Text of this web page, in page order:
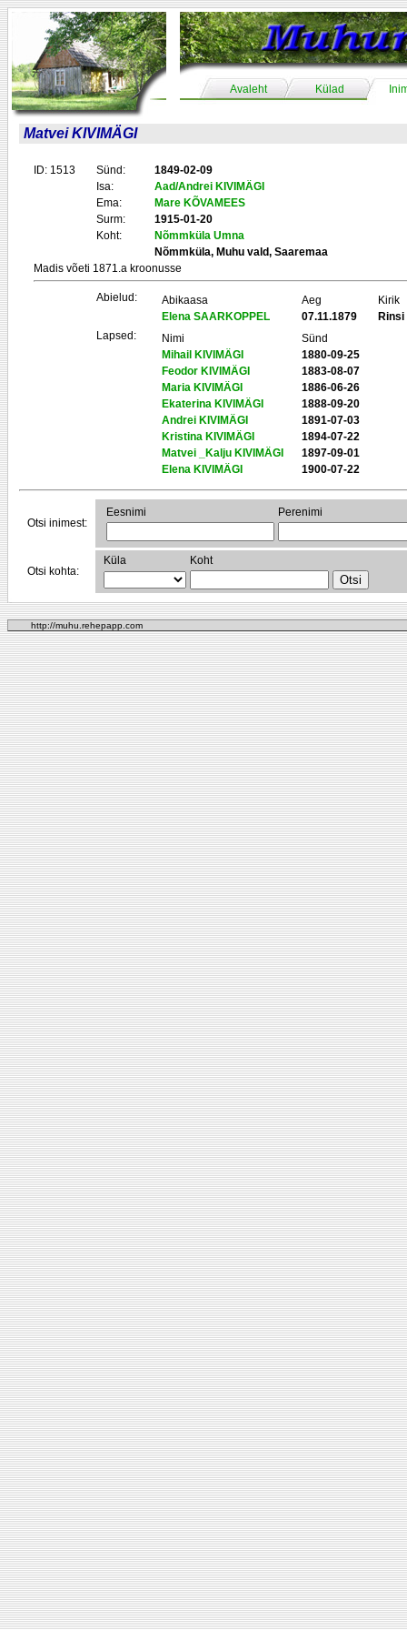
Avaleht Külad
Matvei KIVIMÄGI
ID: 1513 Sünd:
1849-02-09
Isa:
Aad/Andrei KIVIMÄGI
Ema:
Mare KÕVAMEES
Surm:
1915-01-20
Koht:
Nõmmküla Umna
Nõmmküla, Muhu vald, Saaremaa
Madis võeti 1871.a kroonusse
Abielud: Abikaasa Aeg
Kirik
Elena SAARKOPPEL
07.11.1879
Rinsi
Lapsed:
Nimi
Sünd
Mihail KIVIMÄGI
1880-09-25
Feodor KIVIMÄGI
1883-08-07
Maria KIVIMÄGI
1886-06-26
Ekaterina KIVIMÄGI
1888-09-20
Andrei KIVIMÄGI
1891-07-03
Kristina KIVIMÄGI
1894-07-22
Matvei _Kalju KIVIMÄGI
1897-09-01
Elena KIVIMÄGI
1900-07-22
Otsi inimest:
Eesnimi Perenimi
Otsi kohta:
Küla Koht
http://muhu.rehepapp.com